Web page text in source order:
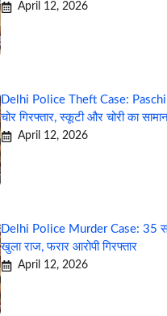
April 12, 2026
Delhi Police Theft Case:
चोर गिरफ्तार, स्कूटी और चोरी का
April 12, 2026
Delhi Police Murder Case: 35
खुला राज, फरार आरोपी गिरफ्तार
April 12, 2026